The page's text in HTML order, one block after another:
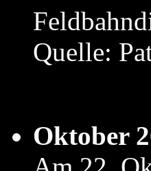
Quelle:
Oktober